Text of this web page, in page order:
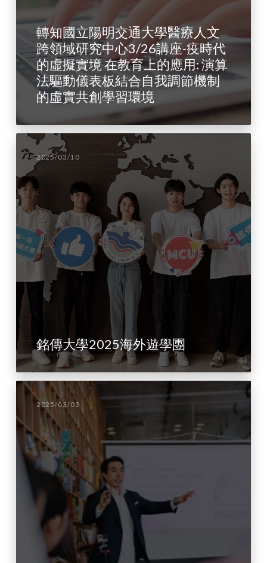
轉知國立陽明交通大學醫療人文
跨領域研究中心3/26講座-疫時代
的虛擬實境 在教育上的應用: 演算
法驅動儀表板結合自我調節機制
的虛實共創學習環境
2025/03/10
銘傳大學2025海外遊學團
2025/03/03